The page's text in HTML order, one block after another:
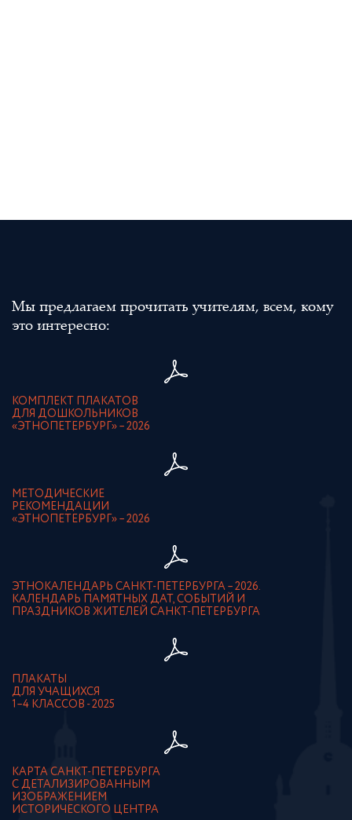
Мы предлагаем прочитать учителям, всем, кому
это интересно:
КОМПЛЕКТ ПЛАКАТОВ
ДЛЯ ДОШКОЛЬНИКОВ
«ЭТНОПЕТЕРБУРГ» – 2026
МЕТОДИЧЕСКИЕ
РЕКОМЕНДАЦИИ
«ЭТНОПЕТЕРБУРГ» – 2026
ЭТНОКАЛЕНДАРЬ САНКТ-ПЕТЕРБУРГА – 2026.
КАЛЕНДАРЬ ПАМЯТНЫХ ДАТ, СОБЫТИЙ И
ПРАЗДНИКОВ ЖИТЕЛЕЙ САНКТ-ПЕТЕРБУРГА
ПЛАКАТЫ
ДЛЯ УЧАЩИХСЯ
1–4 КЛАССОВ - 2025
КАРТА САНКТ-ПЕТЕРБУРГА
С ДЕТАЛИЗИРОВАННЫМ
ИЗОБРАЖЕНИЕМ
ИСТОРИЧЕСКОГО ЦЕНТРА